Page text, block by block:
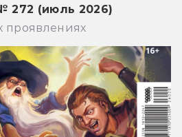
272 (июль 2026)
проявлениях